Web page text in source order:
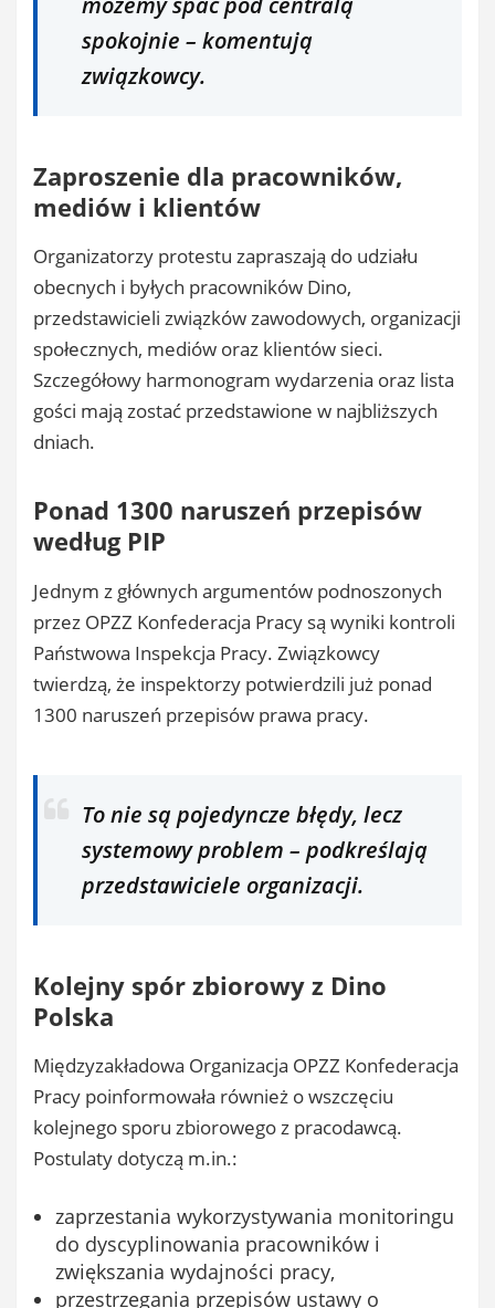
spokojnie – komentują
związkowcy.
Zaproszenie dla pracowników,
mediów i klientów
Organizatorzy protestu zapraszają do udziału
obecnych i byłych pracowników Dino,
przedstawicieli związków zawodowych, organizacji
społecznych, mediów oraz klientów sieci.
Szczegółowy harmonogram wydarzenia oraz lista
gości mają zostać przedstawione w najbliższych
dniach.
Ponad 1300 naruszeń przepisów
według PIP
Jednym z głównych argumentów podnoszonych
przez OPZZ Konfederacja Pracy są wyniki kontroli
Państwowa Inspekcja Pracy. Związkowcy
twierdzą, że inspektorzy potwierdzili już ponad
1300 naruszeń przepisów prawa pracy.
To nie są pojedyncze błędy, lecz
systemowy problem – podkreślają
przedstawiciele organizacji.
Kolejny spór zbiorowy z Dino
Polska
Międzyzakładowa Organizacja OPZZ Konfederacja
Pracy poinformowała również o wszczęciu
kolejnego sporu zbiorowego z pracodawcą.
Postulaty dotyczą m.in.:
zaprzestania wykorzystywania monitoringu
do dyscyplinowania pracowników i
zwiększania wydajności pracy,
przestrzegania przepisów ustawy o